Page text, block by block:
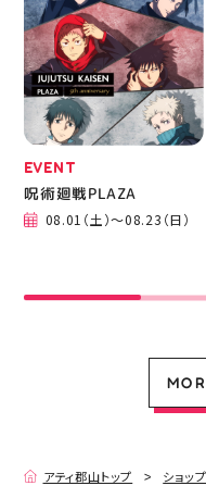
EVENT
EVENT
EVENT
08.01（土）
EVENT
05.21（木）
CAMPAIGN
CAMPAIGN
EVENT
呪術廻戦PLAZA
08.01（土）～08.23（日）
アティ郡山トップ ショッ